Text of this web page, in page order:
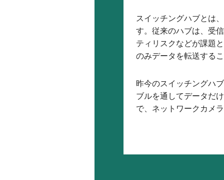
スイッチングハブとは
す。従来のハブは、受
ティリスクなどが課題
のみデータを転送する
昨今のスイッチングハ
ブルを通してデータだ
で、ネットワークカメ